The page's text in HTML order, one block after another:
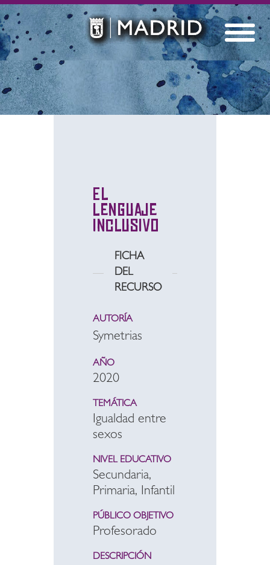
El
lenguaje
inclusivo
FICHA
DEL
RECURSO
AUTORÍA
Symetrias
AÑO
2020
TEMÁTICA
Igualdad entre
sexos
NIVEL EDUCATIVO
Secundaria,
Primaria, Infantil
PÚBLICO OBJETIVO
Profesorado
DESCRIPCIÓN